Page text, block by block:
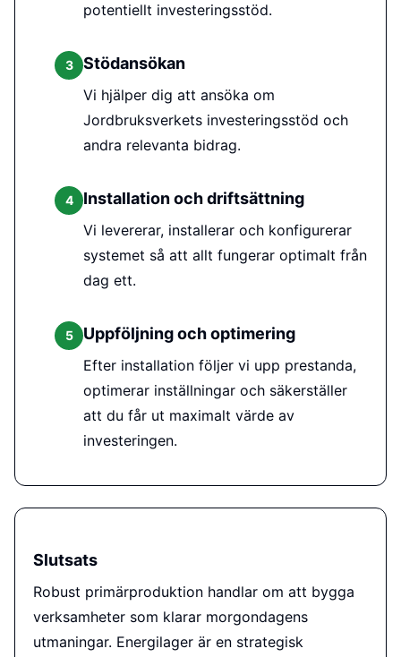
potentiellt investeringsstöd.
3 Stödansökan
Vi hjälper dig att ansöka om
Jordbruksverkets investeringsstöd och
andra relevanta bidrag.
4 Installation och driftsättning
Vi levererar, installerar och konfigurerar
systemet så att allt fungerar optimalt från
dag ett.
5 Uppföljning och optimering
Efter installation följer vi upp prestanda,
optimerar inställningar och säkerställer
att du får ut maximalt värde av
investeringen.
Slutsats
Robust primärproduktion handlar om att bygga
verksamheter som klarar morgondagens
utmaningar. Energilager är en strategisk